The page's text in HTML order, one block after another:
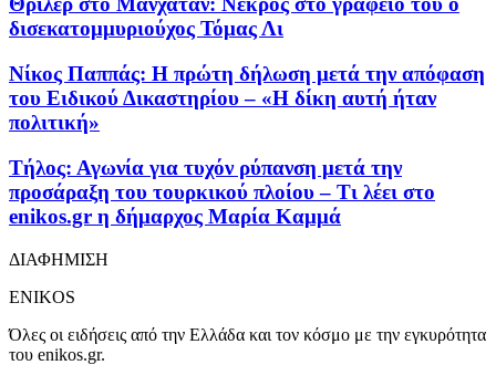
δισεκατομμυριούχος Τόμας Λι
Νίκος Παππάς: Η πρώτη δήλωση μετά την απόφαση
του Ειδικού Δικαστηρίου – «Η δίκη αυτή ήταν
πολιτική»
Τήλος: Αγωνία για τυχόν ρύπανση μετά την
προσάραξη του τουρκικού πλοίου – Τι λέει στο
enikos.gr η δήμαρχος Μαρία Καμμά
ΔΙΑΦΗΜΙΣΗ
ENIKOS
Όλες οι ειδήσεις από την Ελλάδα και τον κόσμο με την εγκυρότητα
του enikos.gr.